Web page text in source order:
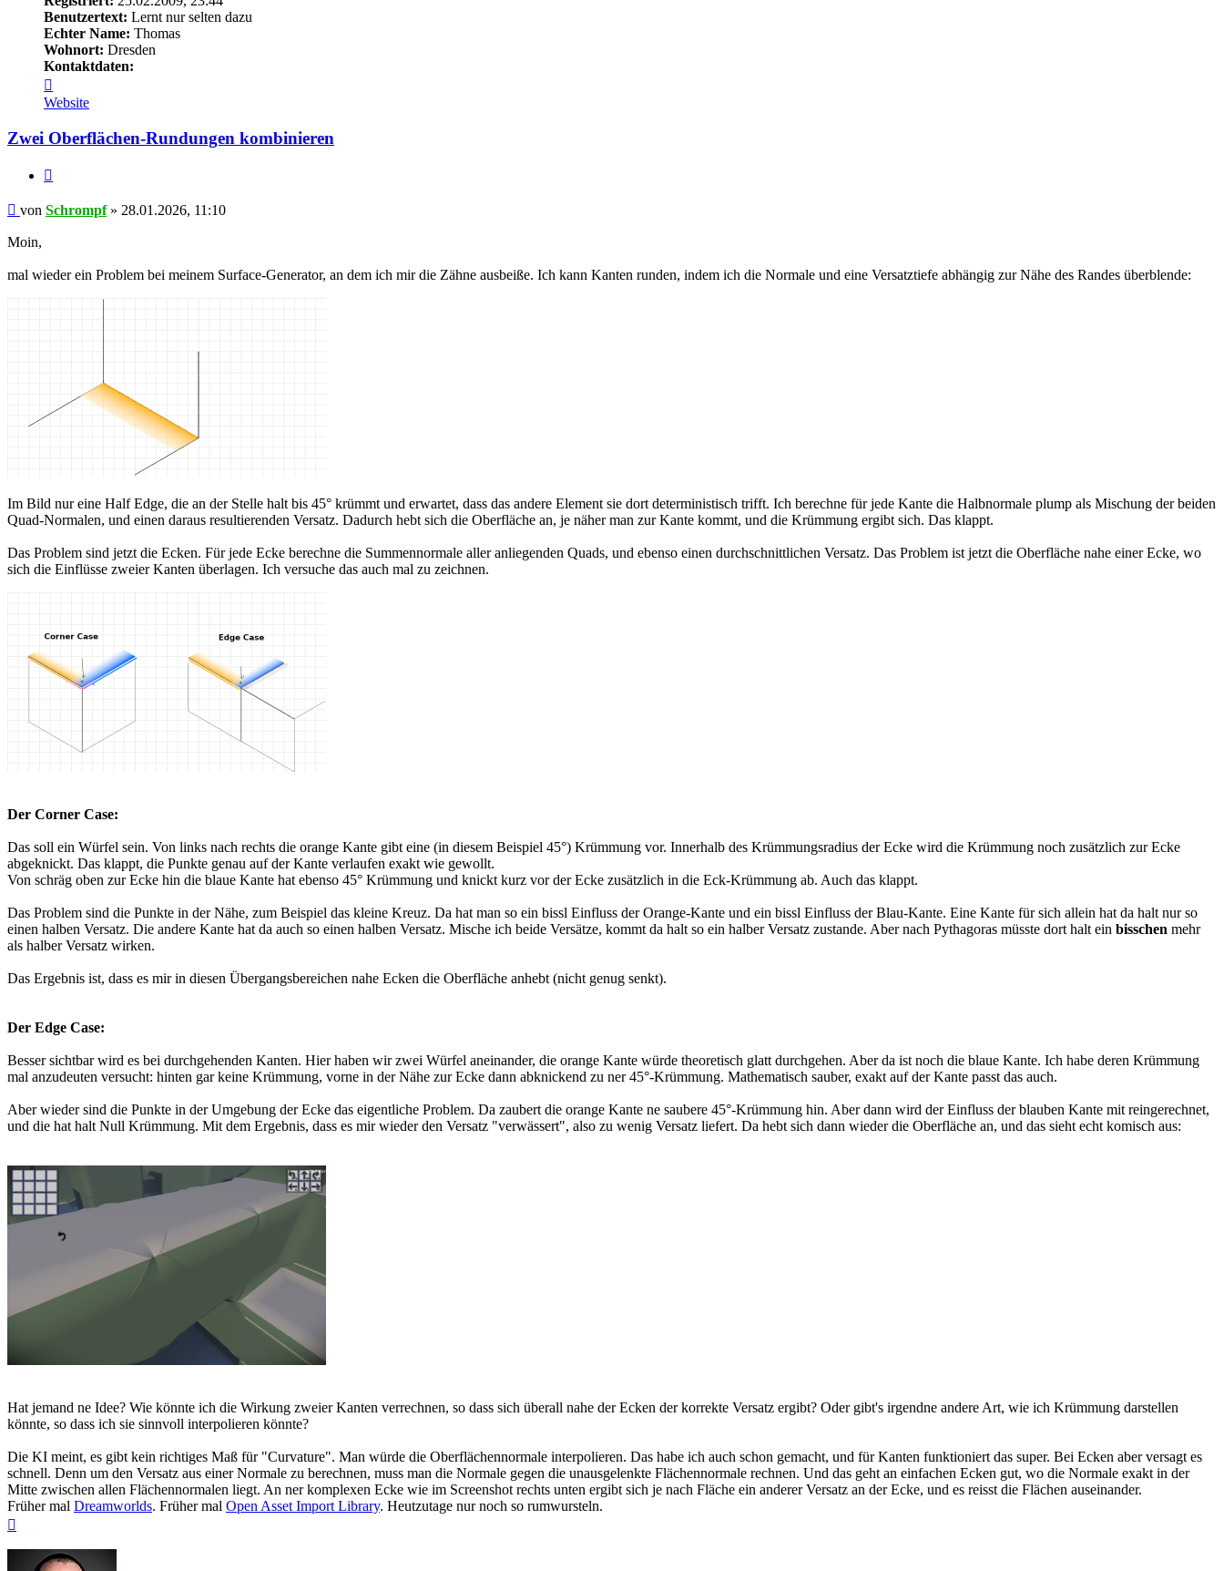
Benutzertext: Lernt nur selten dazu
Echter Name: Thomas
Wohnort: Dresden
Kontaktdaten:
von
Schrompf
Website
Zwei Oberflächen-Rundungen kombinieren
Beitrag
von Schrompf» 28.01.2026, 11:10
Moin,
mal wieder ein Problem bei meinem Surface-Generator, an dem ich mir die Zähne ausbeiße. Ich kann Kanten runden, indem ich die Normale und eine Versatztiefe abhängig zur Nähe des Randes überblende:
Im Bild nur eine Half Edge, die an der Stelle halt bis 45° krümmt und erwartet, dass das andere Element sie dort deterministisch trifft. Ich berechne für jede Kante die Halbnormale plump als Mischung der beiden
Quad-Normalen, und einen daraus resultierenden Versatz. Dadurch hebt sich die Oberfläche an, je näher man zur Kante kommt, und die Krümmung ergibt sich. Das klappt.
Das Problem sind jetzt die Ecken. Für jede Ecke berechne die Summennormale aller anliegenden Quads, und ebenso einen durchschnittlichen Versatz. Das Problem ist jetzt die Oberfläche nahe einer Ecke, wo
sich die Einflüsse zweier Kanten überlagen. Ich versuche das auch mal zu zeichnen.
Der Corner Case:
Das soll ein Würfel sein. Von links nach rechts die orange Kante gibt eine (in diesem Beispiel 45°) Krümmung vor. Innerhalb des Krümmungsradius der Ecke wird die Krümmung noch zusätzlich zur Ecke
abgeknickt. Das klappt, die Punkte genau auf der Kante verlaufen exakt wie gewollt.
Von schräg oben zur Ecke hin die blaue Kante hat ebenso 45° Krümmung und knickt kurz vor der Ecke zusätzlich in die Eck-Krümmung ab. Auch das klappt.
Das Problem sind die Punkte in der Nähe, zum Beispiel das kleine Kreuz. Da hat man so ein bissl Einfluss der Orange-Kante und ein bissl Einfluss der Blau-Kante. Eine Kante für sich allein hat da halt nur so
einen halben Versatz. Die andere Kante hat da auch so einen halben Versatz. Mische ich beide Versätze, kommt da halt so ein halber Versatz zustande. Aber nach Pythagoras müsste dort halt ein bisschen mehr
als halber Versatz wirken.
Das Ergebnis ist, dass es mir in diesen Übergangsbereichen nahe Ecken die Oberfläche anhebt (nicht genug senkt).
Der Edge Case:
Besser sichtbar wird es bei durchgehenden Kanten. Hier haben wir zwei Würfel aneinander, die orange Kante würde theoretisch glatt durchgehen. Aber da ist noch die blaue Kante. Ich habe deren Krümmung
mal anzudeuten versucht: hinten gar keine Krümmung, vorne in der Nähe zur Ecke dann abknickend zu ner 45°-Krümmung. Mathematisch sauber, exakt auf der Kante passt das auch.
Aber wieder sind die Punkte in der Umgebung der Ecke das eigentliche Problem. Da zaubert die orange Kante ne saubere 45°-Krümmung hin. Aber dann wird der Einfluss der blauben Kante mit reingerechnet,
und die hat halt Null Krümmung. Mit dem Ergebnis, dass es mir wieder den Versatz "verwässert", also zu wenig Versatz liefert. Da hebt sich dann wieder die Oberfläche an, und das sieht echt komisch aus:
Hat jemand ne Idee? Wie könnte ich die Wirkung zweier Kanten verrechnen, so dass sich überall nahe der Ecken der korrekte Versatz ergibt? Oder gibt's irgendne andere Art, wie ich Krümmung darstellen
könnte, so dass ich sie sinnvoll interpolieren könnte?
Die KI meint, es gibt kein richtiges Maß für "Curvature". Man würde die Oberflächennormale interpolieren. Das habe ich auch schon gemacht, und für Kanten funktioniert das super. Bei Ecken aber versagt es
schnell. Denn um den Versatz aus einer Normale zu berechnen, muss man die Normale gegen die unausgelenkte Flächennormale rechnen. Und das geht an einfachen Ecken gut, wo die Normale exakt in der
Mitte zwischen allen Flächennormalen liegt. An ner komplexen Ecke wie im Screenshot rechts unten ergibt sich je nach Fläche ein anderer Versatz an der Ecke, und es reisst die Flächen auseinander.
Früher mal Dreamworlds. Früher mal Open Asset Import Library. Heutzutage nur noch so rumwursteln.